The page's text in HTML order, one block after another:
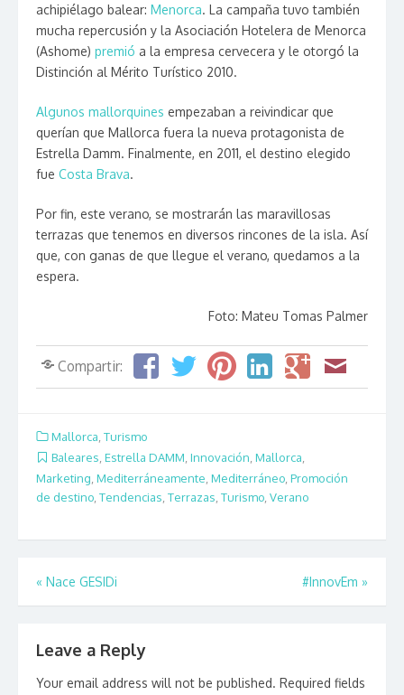
achipiélago balear: Menorca. La campaña tuvo también
mucha repercusión y la Asociación Hotelera de Menorca
(Ashome) premió a la empresa cervecera y le otorgó la
Distinción al Mérito Turístico 2010.
Algunos mallorquines empezaban a reivindicar que
querían que Mallorca fuera la nueva protagonista de
Estrella Damm. Finalmente, en 2011, el destino elegido
fue Costa Brava.
Por fin, este verano, se mostrarán las maravillosas
terrazas que tenemos en diversos rincones de la isla. Así
que, con ganas de que llegue el verano, quedamos a la
espera.
Foto: Mateu Tomas Palmer
Compartir:
Mallorca Turismo
Baleares Estrella DAMM Innovación Mallorca
Marketing, Mediterráneamente, Mediterráneo, Promoción
de destino, Tendencias, Terrazas, Turismo, Verano
Post navigation
« Nace GESIDi #InnovEm »
Leave a Reply
Your email address will not be published. Required fields